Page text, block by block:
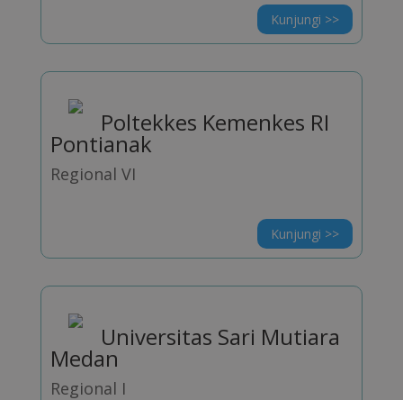
Kunjungi >>
Poltekkes Kemenkes RI
Pontianak
Regional VI
Kunjungi >>
Universitas Sari Mutiara
Medan
Regional I